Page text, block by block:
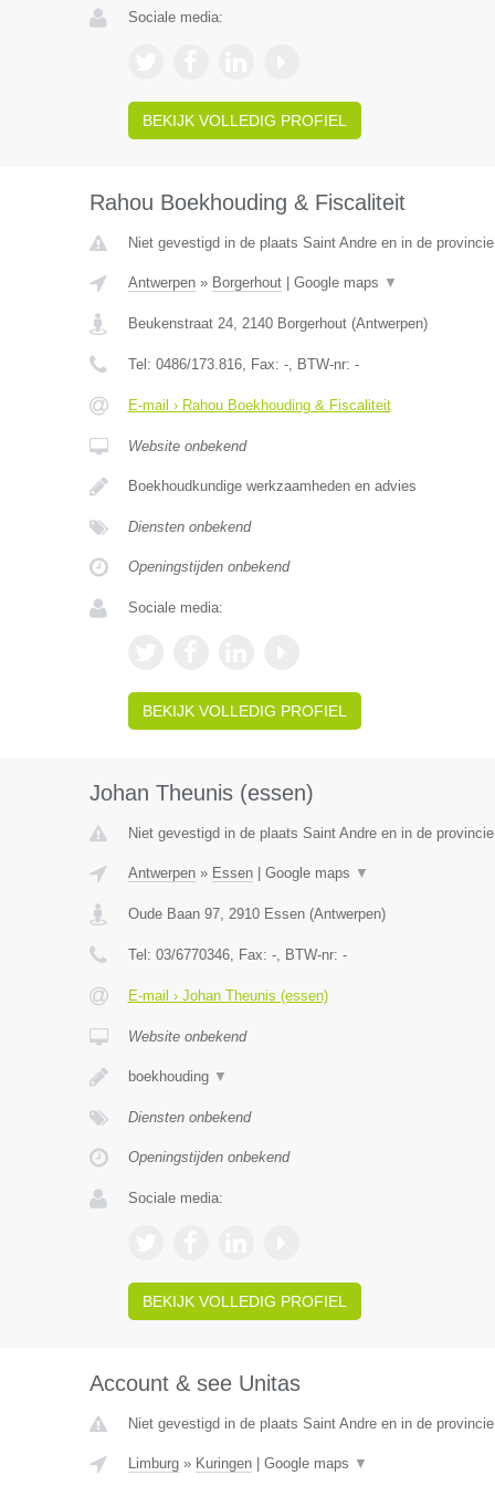
Sociale media:
BEKIJK VOLLEDIG PROFIEL
Rahou Boekhouding & Fiscaliteit
Niet gevestigd in de plaats Saint Andre en in de
Antwerpen» Borgerhout| Google maps ▼
Beukenstraat 24, 2140 Borgerhout(Antwerpen)
Tel: 0486/173.816, Fax: -, BTW-nr: -
E-mail › Rahou Boekhouding & Fiscaliteit
Website onbekend
Boekhoudkundige werkzaamheden en advies
Diensten onbekend
Openingstijden onbekend
Sociale media:
BEKIJK VOLLEDIG PROFIEL
Johan Theunis (essen)
Niet gevestigd in de plaats Saint Andre en in de
Antwerpen» Essen| Google maps ▼
Oude Baan 97, 2910 Essen(Antwerpen)
Tel: 03/6770346, Fax: -, BTW-nr: -
E-mail › Johan Theunis (essen)
Website onbekend
boekhouding ▼
Diensten onbekend
Openingstijden onbekend
Sociale media:
BEKIJK VOLLEDIG PROFIEL
Account & see Unitas
Niet gevestigd in de plaats Saint Andre en in de
Limburg» Kuringen| Google maps ▼